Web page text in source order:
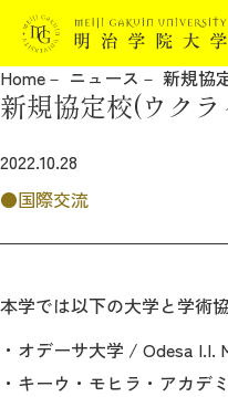
卒業生の方
報道関係の方
Home ニュース 新規協
新規協定校(ウク
2022.10.28
国際交流
本学では以下の大学と学術
・オデーサ大学 / Odesa I.I.
・キーウ・モヒラ・アカデ